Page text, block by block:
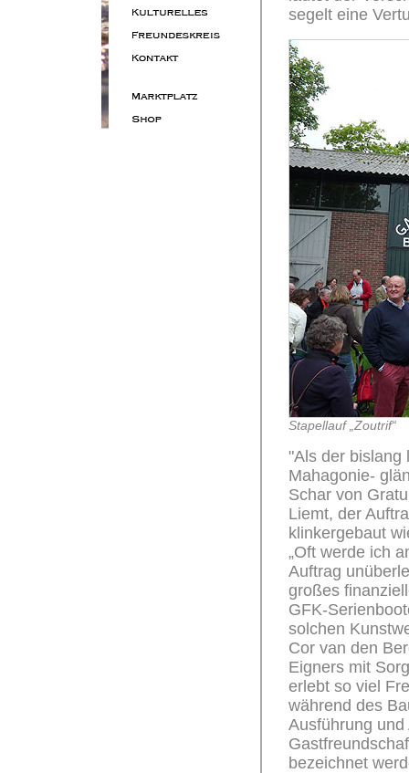
segelt eine
Stapellauf „Zoutrif“
"Als der bislang
Mahagonie-
Schar von
Liemt, der
klinkergebaut
„Oft werde ich
Auftrag
großes
GFK-
solchen
Cor van den
Eigners mit
erlebt so viel
während des
Ausführung
bezeichnet